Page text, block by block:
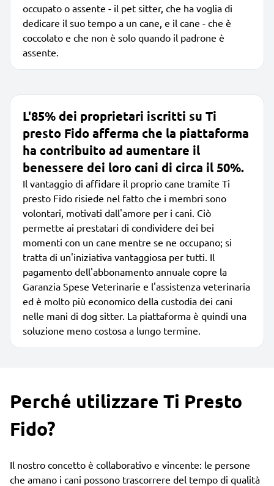
occupato o assente - il pet sitter, che ha voglia di
dedicare il suo tempo a un cane, e il cane - che è
coccolato e che non è solo quando il padrone è
assente.
L'85% dei proprietari iscritti su Ti
presto Fido afferma che la piattaforma
ha contribuito ad aumentare il
benessere dei loro cani di circa il 50%.
Il vantaggio di affidare il proprio cane tramite Ti
presto Fido risiede nel fatto che i membri sono
volontari, motivati dall'amore per i cani. Ciò
permette ai prestatari di condividere dei bei
momenti con un cane mentre se ne occupano; si
tratta di un'iniziativa vantaggiosa per tutti. Il
pagamento dell'abbonamento annuale copre la
Garanzia Spese Veterinarie e l'assistenza veterinaria
ed è molto più economico della custodia dei cani
nelle mani di dog sitter. La piattaforma è quindi una
soluzione meno costosa a lungo termine.
Perché utilizzare Ti Presto
Fido?
Il nostro concetto è collaborativo e vincente: le persone
che amano i cani possono trascorrere del tempo di qualità